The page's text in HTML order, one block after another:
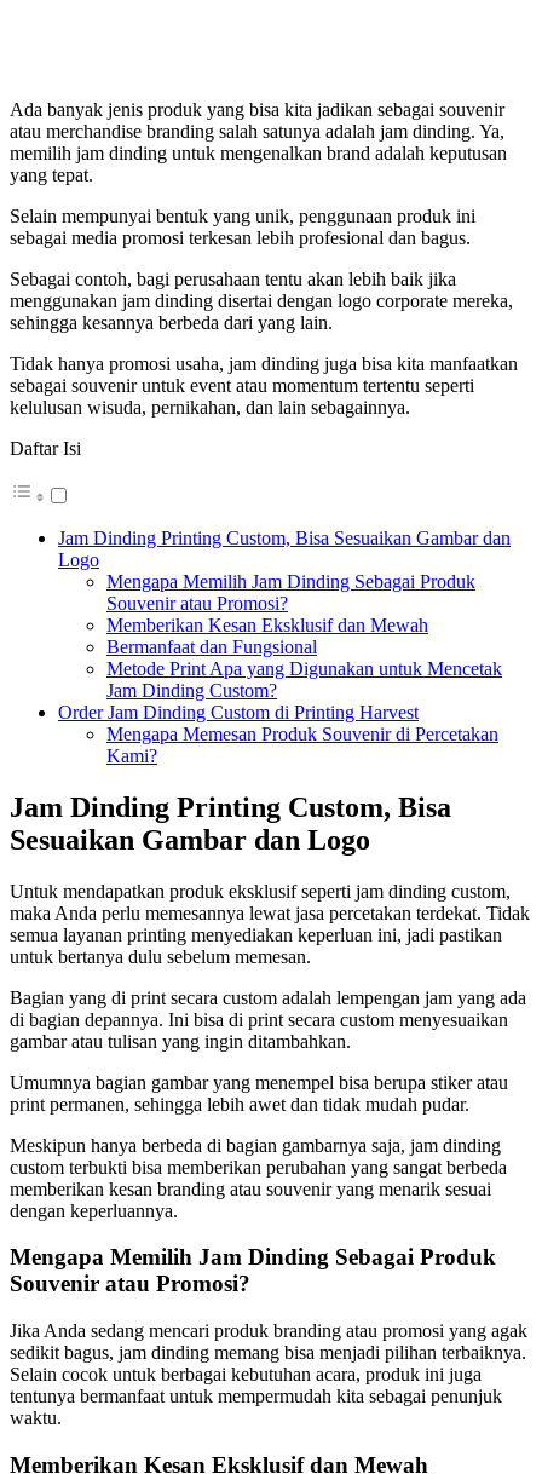
Ada banyak jenis produk yang bisa kita jadikan sebagai souvenir
atau merchandise branding salah satunya adalah jam dinding. Ya,
memilih jam dinding untuk mengenalkan brand adalah keputusan
yang tepat.
Selain mempunyai bentuk yang unik, penggunaan produk ini
sebagai media promosi terkesan lebih profesional dan bagus.
Sebagai contoh, bagi perusahaan tentu akan lebih baik jika
menggunakan jam dinding disertai dengan logo corporate mereka,
sehingga kesannya berbeda dari yang lain.
Tidak hanya promosi usaha, jam dinding juga bisa kita manfaatkan
sebagai souvenir untuk event atau momentum tertentu seperti
kelulusan wisuda, pernikahan, dan lain sebagainnya.
Daftar Isi
Jam Dinding Printing Custom, Bisa Sesuaikan Gambar dan
Logo
Mengapa Memilih Jam Dinding Sebagai Produk
Souvenir atau Promosi?
Memberikan Kesan Eksklusif dan Mewah
Bermanfaat dan Fungsional
Metode Print Apa yang Digunakan untuk Mencetak
Jam Dinding Custom?
Order Jam Dinding Custom di Printing Harvest
Mengapa Memesan Produk Souvenir di Percetakan
Kami?
Jam Dinding Printing Custom, Bisa
Sesuaikan Gambar dan Logo
Untuk mendapatkan produk eksklusif seperti jam dinding custom,
maka Anda perlu memesannya lewat jasa percetakan terdekat. Tidak
semua layanan printing menyediakan keperluan ini, jadi pastikan
untuk bertanya dulu sebelum memesan.
Bagian yang di print secara custom adalah lempengan jam yang ada
di bagian depannya. Ini bisa di print secara custom menyesuaikan
gambar atau tulisan yang ingin ditambahkan.
Umumnya bagian gambar yang menempel bisa berupa stiker atau
print permanen, sehingga lebih awet dan tidak mudah pudar.
Meskipun hanya berbeda di bagian gambarnya saja, jam dinding
custom terbukti bisa memberikan perubahan yang sangat berbeda
memberikan kesan branding atau souvenir yang menarik sesuai
dengan keperluannya.
Mengapa Memilih Jam Dinding Sebagai Produk
Souvenir atau Promosi?
Jika Anda sedang mencari produk branding atau promosi yang agak
sedikit bagus, jam dinding memang bisa menjadi pilihan terbaiknya.
Selain cocok untuk berbagai kebutuhan acara, produk ini juga
tentunya bermanfaat untuk mempermudah kita sebagai penunjuk
waktu.
Memberikan Kesan Eksklusif dan Mewah